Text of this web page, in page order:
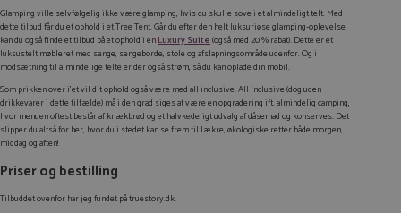
Glamping ville selvfølgelig ikke være glamping, hvis du skulle sove i et almindeligt telt. Med
dette tilbud får du et ophold i et Tree Tent. Går du efter den helt luksuriøse glamping-oplevelse,
kan du også finde et tilbud på et ophold i enLuxury Suite(også med 20 % rabat). Dette er et
luksustelt møbleret med senge, sengeborde, stole og afslapningsområde udenfor. Og i
modsætning til almindelige telte er der også strøm, så du kan oplade din mobil.
Som prikken over i’et vil dit ophold også være med all inclusive. All inclusive (dog uden
drikkevarer i dette tilfælde) må i den grad siges at være en opgradering ift. almindelig camping,
hvor menuen oftest består af knækbrød og et halvkedeligt udvalg af dåsemad og konserves. Det
slipper du altså for her, hvor du i stedet kan se frem til lækre, økologiske retter både morgen,
middag og aften!
Priser og bestilling
Tilbuddet ovenfor har jeg fundet på truestory.dk.